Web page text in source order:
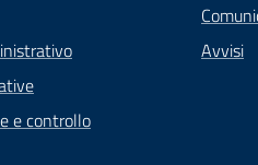
e controllo
Avvisi